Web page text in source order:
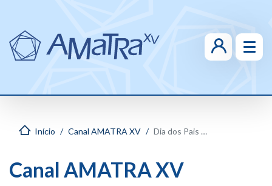
Canal AMATRA XV
Início Canal AMATRA XV Dia dos Pais 2022 - Juiz André Luiz Tavares de Castro Pereira